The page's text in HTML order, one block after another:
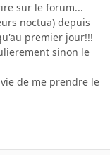
sur le forum...
noctua) depuis
premier jour!!!
sinon le
de me prendre le